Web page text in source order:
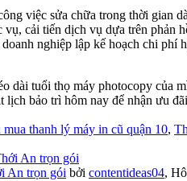
việc sửa chữa trong thời gian
cải tiến dịch vụ dựa trên phản
nghiệp lập kế hoạch chi phí
dài tuổi thọ máy photocopy của
bảo trì hôm nay để nhận ưu
mua thanh lý máy in cũ quận 10,
An trọn gói bởi contentideas04,